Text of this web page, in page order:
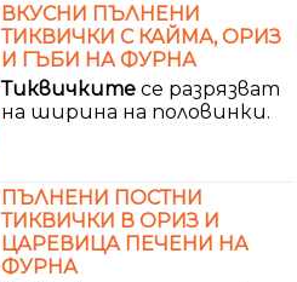
ВКУСНИ ПЪЛНЕНИ
ТИКВИЧКИ С КАЙМА, ОРИЗ
И ГЪБИ НА ФУРНА
Тиквичките се разрязват
на ширина на половинки.
ПЪЛНЕНИ ПОСТНИ
ТИКВИЧКИ В ОРИЗ И
ЦАРЕВИЦА ПЕЧЕНИ НА
ФУРНА